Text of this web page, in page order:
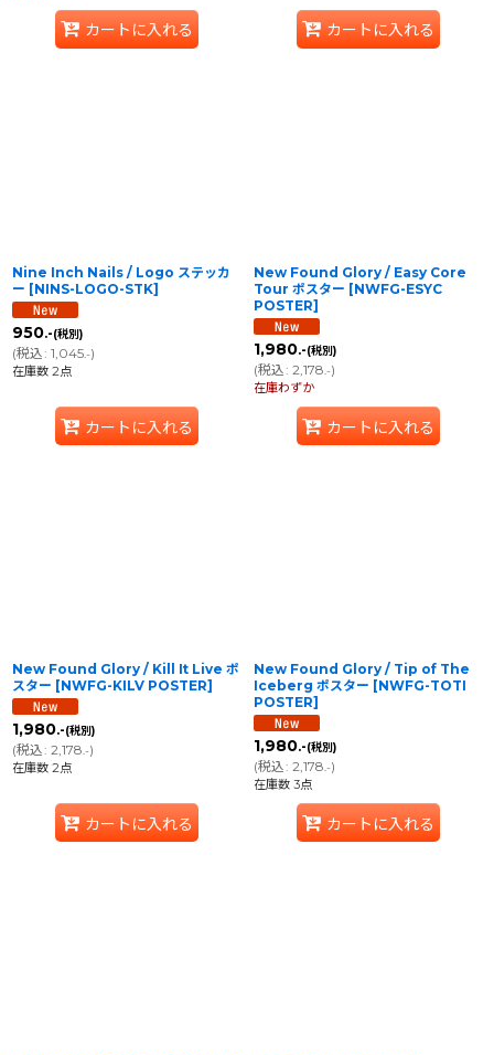
カートに入れる カートに入れる
Nine Inch Nails / Logo ステッカ
ー [NINS-LOGO-STK]
950.-(税別)
(税込: 1,045.-)
在庫数 2点
カートに入れる
New Found Glory / Easy Core
Tour ポスター [NWFG-ESYC
POSTER]
1,980.-(税別)
(税込: 2,178.-)
在庫わずか
カートに入れる
New Found Glory / Kill It Live ポ
スター [NWFG-KILV POSTER]
1,980.-(税別)
(税込: 2,178.-)
在庫数 2点
カートに入れる
New Found Glory / Tip of The
Iceberg ポスター [NWFG-TOTI
POSTER]
1,980.-(税別)
(税込: 2,178.-)
在庫数 3点
カートに入れる